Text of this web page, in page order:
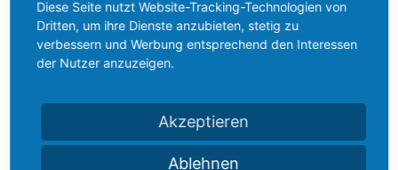
oft unterschätzt.
Auch die Präsenz aufSocial Media gewinnt immer mehr
an Relevanz. Ebenso bringen die
Suchmaschinen(SEA) neue Gäste. Nutzen Sie auch
neue Vertriebspartner für Ihren Vertrieb, aber immer nur
so viel, wie Sie es benötigen.
Diese Seite nutzt Website-Tracking-Technologien von
Dritten, um ihre Dienste anzubieten, stetig zu
verbessern und Werbung entsprechend den Interessen
der Nutzer anzuzeigen.
Akzeptieren
Ablehnen